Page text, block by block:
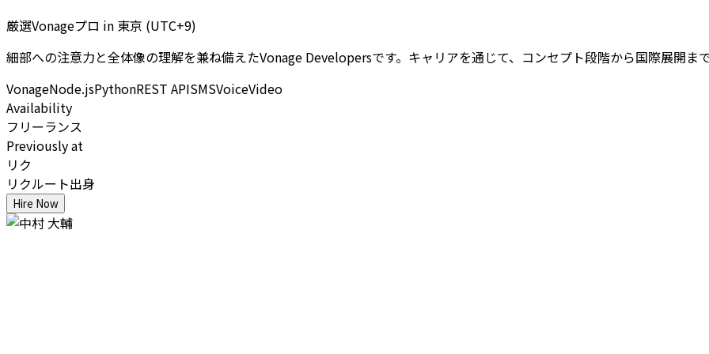
厳選Vonageプロ in 東京 (UTC+9)
細部への注意力と全体像の理解を兼ね備えたVonage Developersです。キャリアを通じて、コンセプト段階から国際展開ま
VonageNode.jsPythonREST APISMSVoiceVideo
Availability
フリーランス
Previously at
リク
リクルート出身
Hire Now